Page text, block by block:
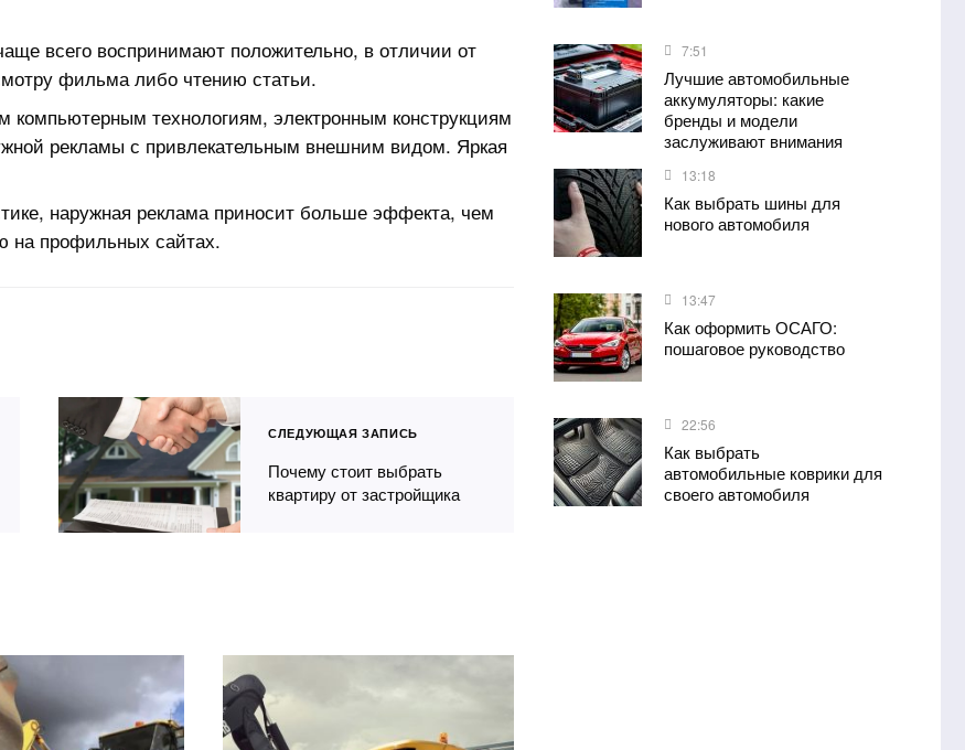
всего воспринимают положительно, в отличии от
фильма либо чтению статьи.
компьютерным технологиям, электронным конструкциям
рекламы с привлекательным внешним видом. Яркая
наружная реклама приносит больше эффекта, чем
на профильных сайтах.
СЛЕДУЮЩАЯ ЗАПИСЬ
Почему стоит выбрать
квартиру от застройщика
7:51
Лучшие автомобильные
аккумуляторы: какие
бренды и модели
заслуживают внимания
13:18
Как выбрать шины для
нового автомобиля
13:47
Как оформить ОСАГО:
пошаговое руководство
22:56
Как выбрать
автомобильные коврики для
своего автомобиля